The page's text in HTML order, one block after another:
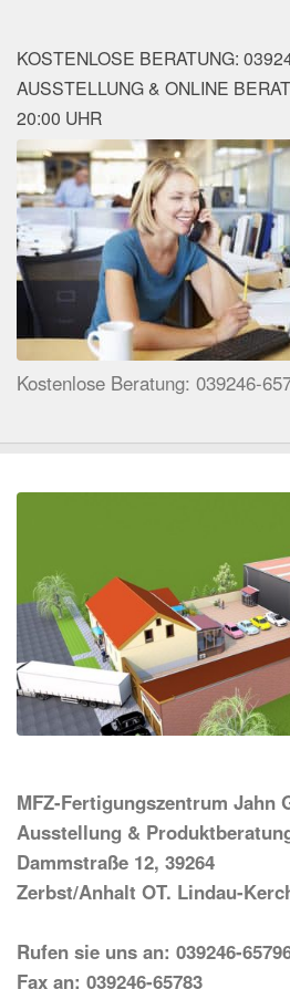
KOSTENLOSE BERATUNG:
AUSSTELLUNG & ONLINE
20:00 UHR
Kostenlose Beratung: 039246-
MFZ-Fertigungszentrum Jahn
Ausstellung &
Dammstraße 12, 39264
Zerbst/Anhalt OT. Lindau-
Rufen sie uns an: 039246-
Fax an: 039246-65783